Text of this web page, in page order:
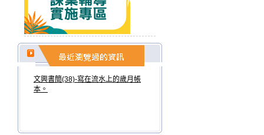
文興書簡(38)-寫在流水上的歲月帳
本。